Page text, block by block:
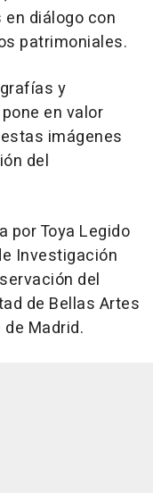
diálogo con
patrimoniales.
y
en valor
imágenes
del
por Toya Legido
Investigación
del
de Bellas Artes
Madrid.